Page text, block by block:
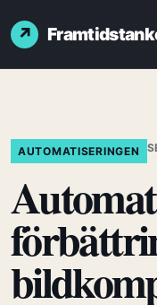
AUTOMATISERINGEN